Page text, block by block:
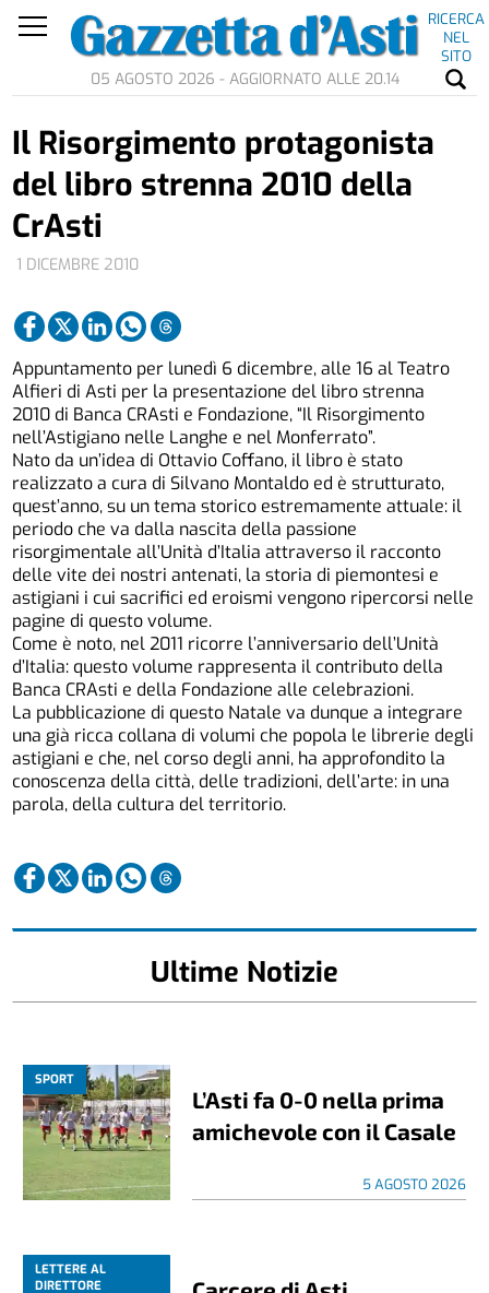
RICERCA
NEL
SITO
05 AGOSTO 2026 - AGGIORNATO ALLE 20.14
1 DICEMBRE 2010
Il Risorgimento protagonista
del libro strenna 2010 della
CrAsti
Appuntamento per lunedì 6 dicembre, alle 16 al Teatro
Alfieri di Asti per la presentazione del libro strenna
2010 di Banca CRAsti e Fondazione, “Il Risorgimento
nell’Astigiano nelle Langhe e nel Monferrato”.
Nato da un’idea di Ottavio Coffano, il libro è stato
realizzato a cura di Silvano Montaldo ed è strutturato,
quest’anno, su un tema storico estremamente attuale: il
periodo che va dalla nascita della passione
risorgimentale all’Unità d’Italia attraverso il racconto
delle vite dei nostri antenati, la storia di piemontesi e
astigiani i cui sacrifici ed eroismi vengono ripercorsi nelle
pagine di questo volume.
Come è noto, nel 2011 ricorre l’anniversario dell’Unità
d’Italia: questo volume rappresenta il contributo della
Banca CRAsti e della Fondazione alle celebrazioni.
La pubblicazione di questo Natale va dunque a integrare
una già ricca collana di volumi che popola le librerie degli
astigiani e che, nel corso degli anni, ha approfondito la
conoscenza della città, delle tradizioni, dell’arte: in una
parola, della cultura del territorio.
Ultime Notizie
SPORT
L’Asti fa 0-0 nella prima
amichevole con il Casale
5 AGOSTO 2026
LETTERE AL
DIRETTORE